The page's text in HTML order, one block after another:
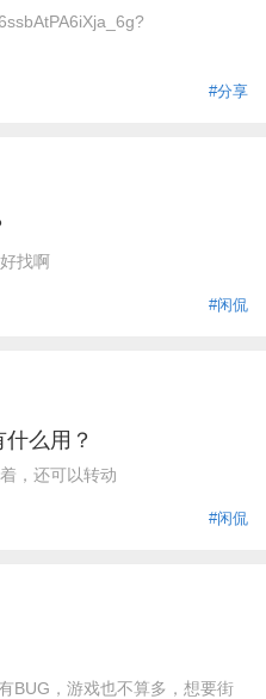
#分享
找啊
#闲侃
么用？
，还可以转动
#闲侃
BUG，游戏也不算多，想要街